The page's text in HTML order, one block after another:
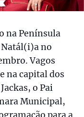
na Península
Natál(i)a no
Vagos
na capital dos
o Pai
Municipal,